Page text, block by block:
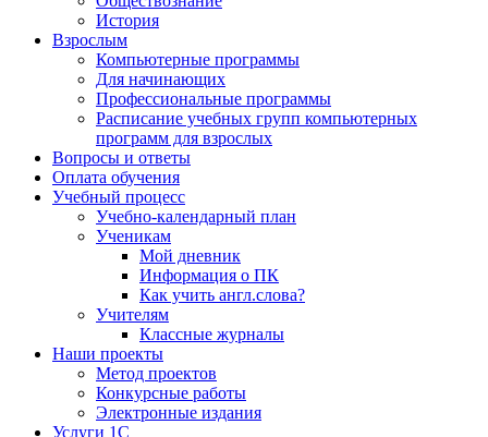
История
Взрослым
Компьютерные программы
Для начинающих
Профессиональные программы
Расписание учебных групп компьютерных
программ для взрослых
Вопросы и ответы
Оплата обучения
Учебный процесс
Учебно-календарный план
Ученикам
Мой дневник
Информация о ПК
Как учить англ.слова?
Учителям
Классные журналы
Наши проекты
Метод проектов
Конкурсные работы
Электронные издания
Услуги 1C